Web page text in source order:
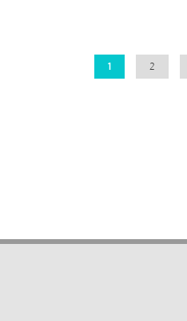
Page
1 Page
2